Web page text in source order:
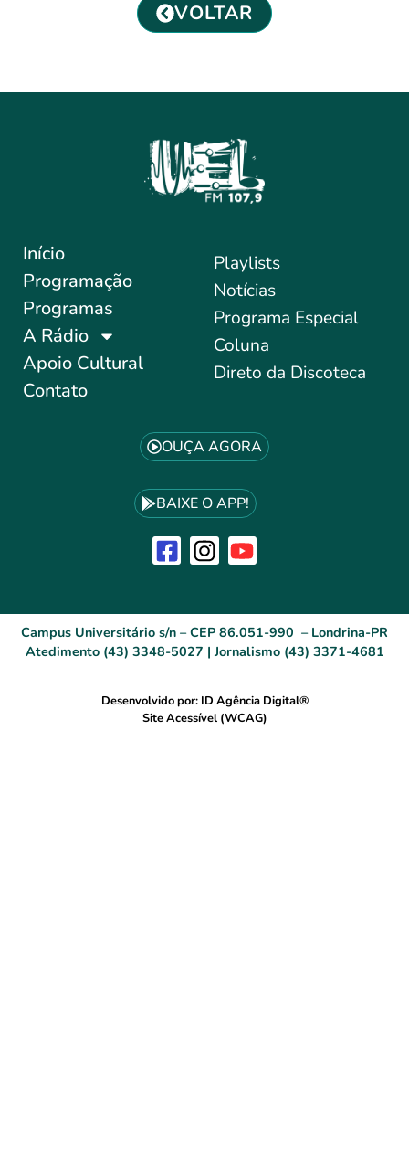
VOLTAR
Início
Programação
Programas
A Rádio
Apoio Cultural
Contato
Playlists
Notícias
Programa Especial
Coluna
Direto da Discoteca
OUÇA AGORA
BAIXE O APP!
Campus Universitário s/n – CEP 86.051-990 – Londrina-PR
Atedimento (43) 3348-5027 | Jornalismo (43) 3371-4681
Desenvolvido por: ID Agência Digital®
Site Acessível (WCAG)